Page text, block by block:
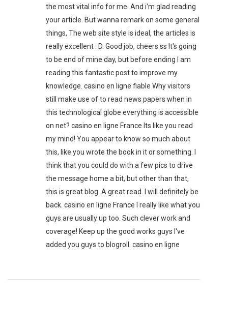
the most vital info for me. And i'm glad reading
your article. But wanna remark on some general
things, The web site style is ideal, the articles is
really excellent : D. Good job, cheers ss It's going
to be end of mine day, but before ending I am
reading this fantastic post to improve my
knowledge. casino en ligne fiable Why visitors
still make use of to read news papers when in
this technological globe everything is accessible
on net? casino en ligne France Its like you read
my mind! You appear to know so much about
this, like you wrote the book in it or something. I
think that you could do with a few pics to drive
the message home a bit, but other than that,
this is great blog. A great read. I will definitely be
back. casino en ligne France I really like what you
guys are usually up too. Such clever work and
coverage! Keep up the good works guys I've
added you guys to blogroll. casino en ligne